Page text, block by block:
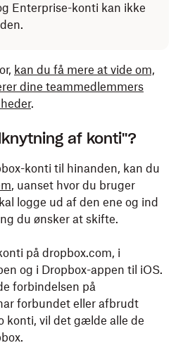
Enterprise-konti kan ikke
kan du få mere at vide om,
dine teammedlemmers
.
af konti"?
konti til hinanden, kan du
, uanset hvor du bruger
logge ud af den ene og ind
du ønsker at skifte.
på dropbox.com, i
og i Dropbox-appen til iOS.
forbindelsen på
forbundet eller afbrudt
konti, vil det gælde alle de